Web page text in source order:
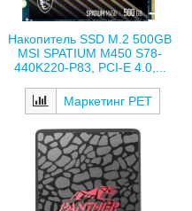
Накопитель SSD M.2 500GB
MSI SPATIUM M450 S78-
440K220-P83, PCI-E 4.0,...
Маркетинг РЕТ